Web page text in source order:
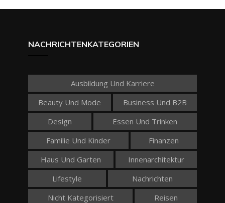
NACHRICHTENKATEGORIEN
Ausbildung Und Karriere
Beauty Und Mode
Business Und B2B
Design
Essen Und Trinken
Familie Und Kinder
Finanzen
Haus Und Garten
Innenarchitektur
Lifestyle
Nachrichten
Nicht Kategorisiert
Reisen